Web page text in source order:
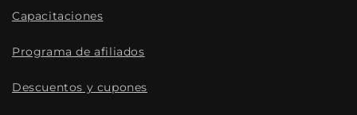
Capacitaciones
Programa de afiliados
Descuentos y cupones